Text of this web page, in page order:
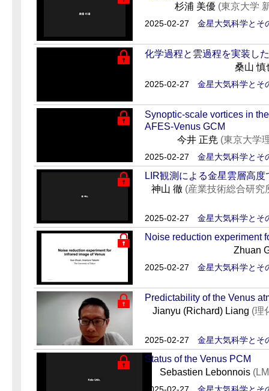
杉浦 美優 (東京大学
2025-02-27 金星大気科学とそ
化学過程と雲過程を実装し
桑山
2025-02-27 金星大気科学とそ
Synoptic-scale vortices in
AFES-Venus GCM
今井 正尭 (東京大学
2025-02-27 金星大気科学とそ
LIR観測による金星雲層高
神山 徹 (産業技術総合研究
2025-02-27 金星大気科学とそ
Noise reduction experiment
Zhuan
2025-02-27 金星大気科学とそ
Predictability of the Venus
Jianyu (Richard) Liang (理
2025-02-27 金星大気科学とそ
Status of the Venus PCM
Sebastien Lebonnois